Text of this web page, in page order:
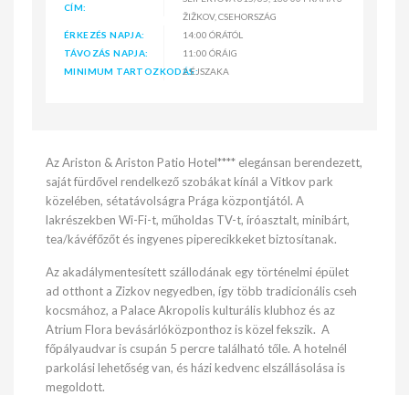
CÍM:
ŽIŽKOV, CSEHORSZÁG
ÉRKEZÉS NAPJA:
14:00 ÓRÁTÓL
TÁVOZÁS NAPJA:
11:00 ÓRÁIG
MINIMUM TARTOZKODÁS:2 ÉJSZAKA
Az Ariston & Ariston Patio Hotel**** elegánsan berendezett,
saját fürdővel rendelkező szobákat kínál a Vitkov park
közelében, sétatávolságra Prága központjától. A
lakrészekben Wi-Fi-t, műholdas TV-t, íróasztalt, minibárt,
tea/kávéfőzőt és ingyenes piperecikkeket biztosítanak.
Az akadálymentesített szállodának egy történelmi épület
ad otthont a Zizkov negyedben, így több tradicionális cseh
kocsmához, a Palace Akropolis kulturális klubhoz és az
Atrium Flora bevásárlóközponthoz is közel fekszik. A
főpályaudvar is csupán 5 percre található tőle. A hotelnél
parkolási lehetőség van, és házi kedvenc elszállásolása is
megoldott.